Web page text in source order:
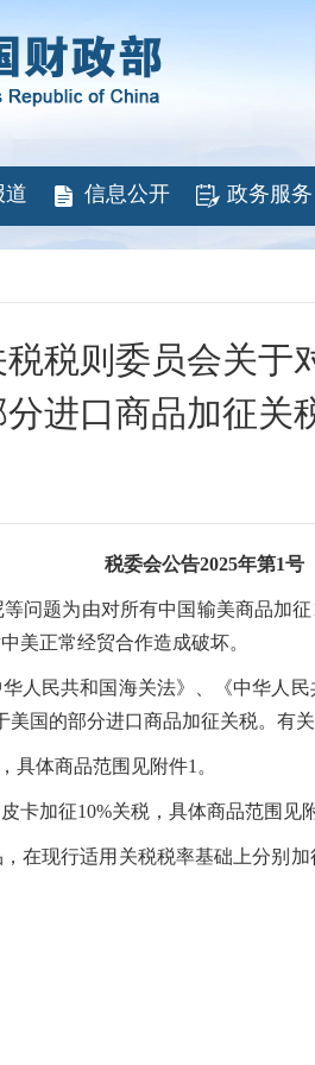
道 信息公开 政务服务
税税则委员会关于
分进口商品加征关
税委会公告2025年第1号
题为由对所有中国输美商品加征
美正常经贸合作造成破坏。
民共和国海关法》、《中华人民
国的部分进口商品加征关税。有关
体商品范围见附件1。
加征10%关税，具体商品范围见附
现行适用关税税率基础上分别加